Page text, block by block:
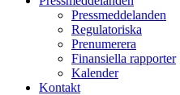
Pressmeddelanden
Regulatoriska
Prenumerera
Finansiella rapporter
Kalender
Kontakt